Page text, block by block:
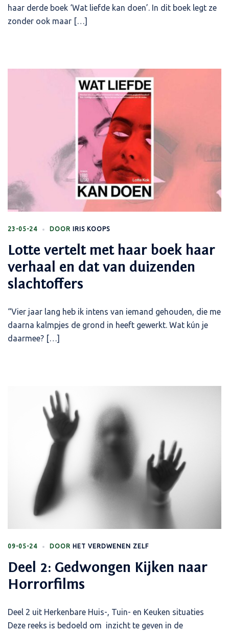
haar derde boek ‘Wat liefde kan doen’. In dit boek legt ze
zonder ook maar […]
23-05-24 DOOR IRIS KOOPS
Lotte vertelt met haar boek haar
verhaal en dat van duizenden
slachtoffers
“Vier jaar lang heb ik intens van iemand gehouden, die me
daarna kalmpjes de grond in heeft gewerkt. Wat kún je
daarmee? […]
09-05-24 DOOR HET VERDWENEN ZELF
Deel 2: Gedwongen Kijken naar
Horrorfilms
Deel 2 uit Herkenbare Huis-, Tuin- en Keuken situaties
Deze reeks is bedoeld om inzicht te geven in de